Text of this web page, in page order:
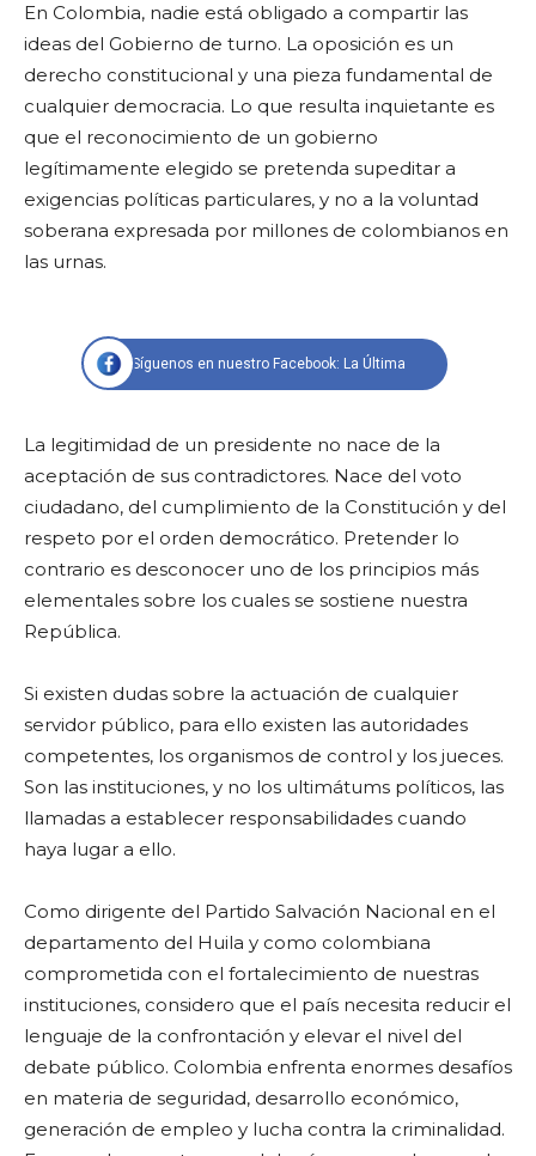
En Colombia, nadie está obligado a compartir las
ideas del Gobierno de turno. La oposición es un
derecho constitucional y una pieza fundamental de
cualquier democracia. Lo que resulta inquietante es
que el reconocimiento de un gobierno
legítimamente elegido se pretenda supeditar a
exigencias políticas particulares, y no a la voluntad
soberana expresada por millones de colombianos en
las urnas.
Síguenos en nuestro Facebook: La Última
La legitimidad de un presidente no nace de la
aceptación de sus contradictores. Nace del voto
ciudadano, del cumplimiento de la Constitución y del
respeto por el orden democrático. Pretender lo
contrario es desconocer uno de los principios más
elementales sobre los cuales se sostiene nuestra
República.
Si existen dudas sobre la actuación de cualquier
servidor público, para ello existen las autoridades
competentes, los organismos de control y los jueces.
Son las instituciones, y no los ultimátums políticos, las
llamadas a establecer responsabilidades cuando
haya lugar a ello.
Como dirigente del Partido Salvación Nacional en el
departamento del Huila y como colombiana
comprometida con el fortalecimiento de nuestras
instituciones, considero que el país necesita reducir el
lenguaje de la confrontación y elevar el nivel del
debate público. Colombia enfrenta enormes desafíos
en materia de seguridad, desarrollo económico,
generación de empleo y lucha contra la criminalidad.